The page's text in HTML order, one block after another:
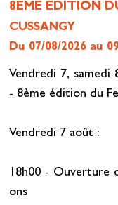
8ÈME ÉDITION
CUSSANGY
Du 07/08/2026 au
Vendredi 7, samedi
- 8ème édition du
Vendredi 7 août :
18h00 - Ouverture
ons